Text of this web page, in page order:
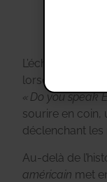
L’échange se
lorsque,
« Do you speak
sourire en coin,
déclenchant les
Au-delà de
américain met